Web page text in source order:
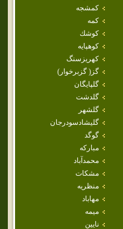
كمشجه
كمه
كوشك
كوهپايه
كهريزسنگ
گز( گزبرخوار)
گلپايگان
گلدشت
گلشهر
گليشادسودرجان
گوگد
مباركه
محمدآباد
مشكات
منظريه
مهاباد
ميمه
نايين